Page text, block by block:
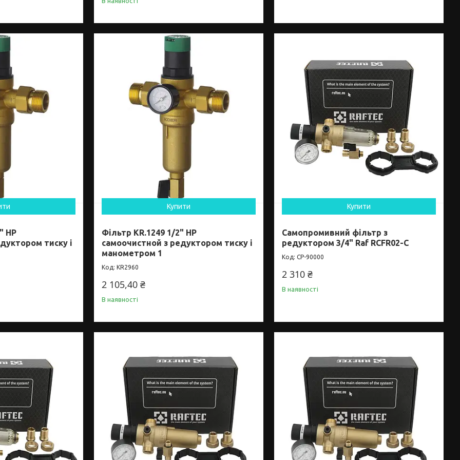
НР
тиску і
Купити
Фільтр KR.1249 1/2" НР
самоочистной з редуктором тиску і
манометром 1
KR2960
2 105,40 ₴
В наявності
Купити
Самопромивний фільтр з
редуктором 3/4" Raf RCFR02-C
CP-90000
2 310 ₴
В наявності